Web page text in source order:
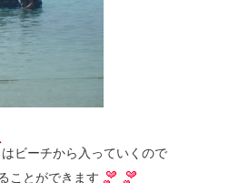
はビーチから入っていくので
ことができます